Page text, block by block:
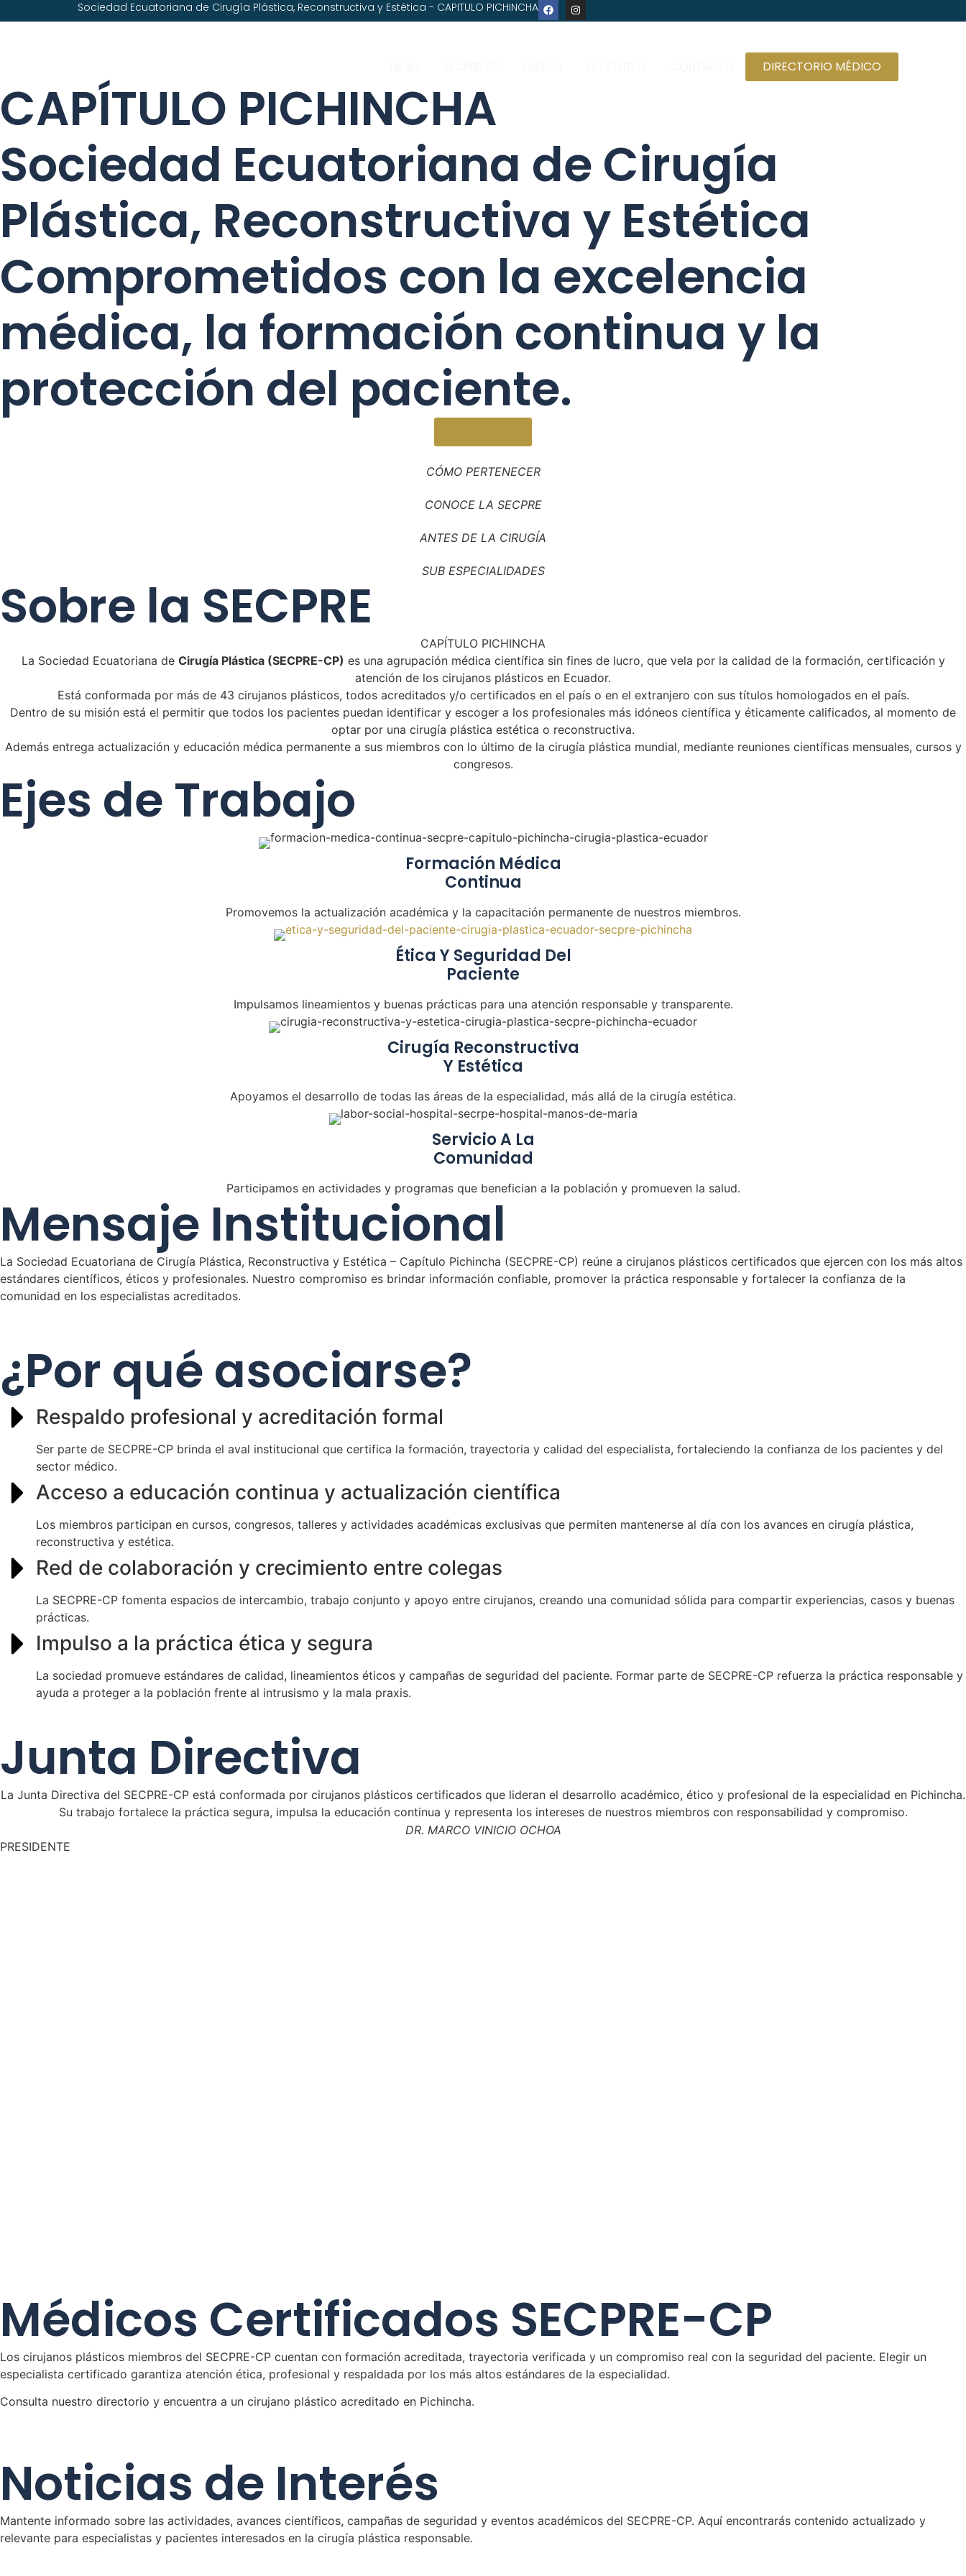
Sociedad Ecuatoriana de Cirugía Plástica, Reconstructiva y Estética - CAPITULO PICHINCHA
DIRECTORIO MÉDICO
CAPÍTULO PICHINCHA
Sociedad Ecuatoriana de Cirugía
Plástica, Reconstructiva y Estética
Comprometidos con la excelencia
médica, la formación continua y la
protección del paciente.
CÓMO PERTENECER
CONOCE LA SECPRE
ANTES DE LA CIRUGÍA
SUB ESPECIALIDADES
Sobre la SECPRE
CAPÍTULO PICHINCHA
La Sociedad Ecuatoriana de Cirugía Plástica (SECPRE-CP) es una agrupación médica científica sin fines de lucro, que vela por la calidad de la formación, certificación y
atención de los cirujanos plásticos en Ecuador.
Está conformada por más de 43 cirujanos plásticos, todos acreditados y/o certificados en el país o en el extranjero con sus títulos homologados en el país.
Dentro de su misión está el permitir que todos los pacientes puedan identificar y escoger a los profesionales más idóneos científica y éticamente calificados, al momento de
optar por una cirugía plástica estética o reconstructiva.
Además entrega actualización y educación médica permanente a sus miembros con lo último de la cirugía plástica mundial, mediante reuniones científicas mensuales, cursos y
congresos.
Ejes de Trabajo
Formación Médica
Continua
Promovemos la actualización académica y la capacitación permanente de nuestros miembros.
Ética Y Seguridad Del
Paciente
Impulsamos lineamientos y buenas prácticas para una atención responsable y transparente.
Cirugía Reconstructiva
Y Estética
Apoyamos el desarrollo de todas las áreas de la especialidad, más allá de la cirugía estética.
Servicio A La
Comunidad
Participamos en actividades y programas que benefician a la población y promueven la salud.
Mensaje Institucional
La Sociedad Ecuatoriana de Cirugía Plástica, Reconstructiva y Estética – Capítulo Pichincha (SECPRE-CP) reúne a cirujanos plásticos certificados que ejercen con los más altos
estándares científicos, éticos y profesionales. Nuestro compromiso es brindar información confiable, promover la práctica responsable y fortalecer la confianza de la
comunidad en los especialistas acreditados.
¿Por qué asociarse?
Respaldo profesional y acreditación formal
Ser parte de SECPRE-CP brinda el aval institucional que certifica la formación, trayectoria y calidad del especialista, fortaleciendo la confianza de los pacientes y del
sector médico.
Acceso a educación continua y actualización científica
Los miembros participan en cursos, congresos, talleres y actividades académicas exclusivas que permiten mantenerse al día con los avances en cirugía plástica,
reconstructiva y estética.
Red de colaboración y crecimiento entre colegas
La SECPRE-CP fomenta espacios de intercambio, trabajo conjunto y apoyo entre cirujanos, creando una comunidad sólida para compartir experiencias, casos y buenas
prácticas.
Impulso a la práctica ética y segura
La sociedad promueve estándares de calidad, lineamientos éticos y campañas de seguridad del paciente. Formar parte de SECPRE-CP refuerza la práctica responsable y
ayuda a proteger a la población frente al intrusismo y la mala praxis.
Junta Directiva
La Junta Directiva del SECPRE-CP está conformada por cirujanos plásticos certificados que lideran el desarrollo académico, ético y profesional de la especialidad en Pichincha.
Su trabajo fortalece la práctica segura, impulsa la educación continua y representa los intereses de nuestros miembros con responsabilidad y compromiso.
DR. MARCO VINICIO OCHOA
PRESIDENTE
Médicos Certificados SECPRE-CP
Los cirujanos plásticos miembros del SECPRE-CP cuentan con formación acreditada, trayectoria verificada y un compromiso real con la seguridad del paciente. Elegir un
especialista certificado garantiza atención ética, profesional y respaldada por los más altos estándares de la especialidad.
Consulta nuestro directorio y encuentra a un cirujano plástico acreditado en Pichincha.
Noticias de Interés
Mantente informado sobre las actividades, avances científicos, campañas de seguridad y eventos académicos del SECPRE-CP. Aquí encontrarás contenido actualizado y
relevante para especialistas y pacientes interesados en la cirugía plástica responsable.